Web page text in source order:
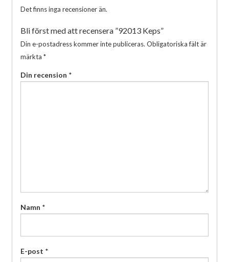
Det finns inga recensioner än.
Bli först med att recensera ”92013 Keps”
Din e-postadress kommer inte publiceras. Obligatoriska fält är
märkta *
Din recension *
Namn *
E-post *